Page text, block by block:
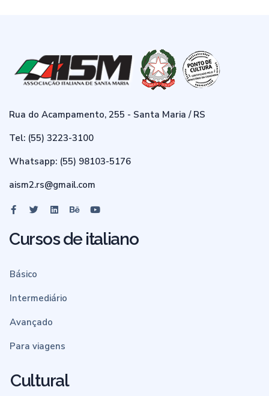
Rua do Acampamento, 255 - Santa Maria / RS
Tel: (55) 3223-3100
Whatsapp: (55) 98103-5176
aism2.rs@gmail.com
Cursos de italiano
Básico
Intermediário
Avançado
Para viagens
Cultural